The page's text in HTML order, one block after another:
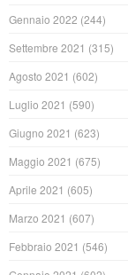
Gennaio 2022 (244)
Settembre 2021 (315)
Agosto 2021 (602)
Luglio 2021 (590)
Giugno 2021 (623)
Maggio 2021 (675)
Aprile 2021 (605)
Marzo 2021 (607)
Febbraio 2021 (546)